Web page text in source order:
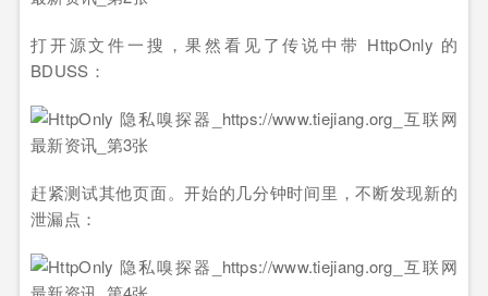
打开源文件一搜，果然看见了传说中带 HttpOnly 的
BDUSS：
赶紧测试其他页面。开始的几分钟时间里，不断发现新的
泄漏点：